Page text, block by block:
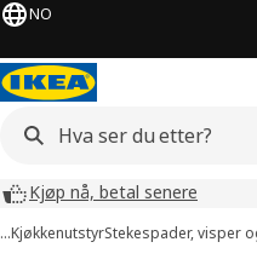
NO
Kjøp nå, betal senere
…KjøkkenutstyrStekespader, visper